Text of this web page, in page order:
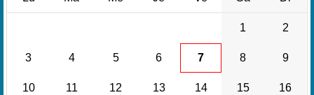
1 2
3 4 5 6 7 8 9
10 11 12 13 14 15 16